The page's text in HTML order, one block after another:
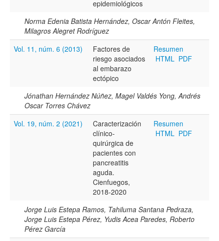
epidemiológicos
Norma Edenia Batista Hernández, Oscar Antón Fleites,
Milagros Alegret Rodríguez
Vol. 11, núm. 6 (2013)
Factores de
riesgo asociados
al embarazo
ectópico
Resumen
HTML PDF
Jónathan Hernández Núñez, Magel Valdés Yong, Andrés
Oscar Torres Chávez
Vol. 19, núm. 2 (2021)
Caracterización
clínico-
quirúrgica de
pacientes con
pancreatitis
aguda.
Cienfuegos,
2018-2020
Resumen
HTML PDF
Jorge Luis Estepa Ramos, Tahiluma Santana Pedraza,
Jorge Luis Estepa Pérez, Yudis Acea Paredes, Roberto
Pérez García